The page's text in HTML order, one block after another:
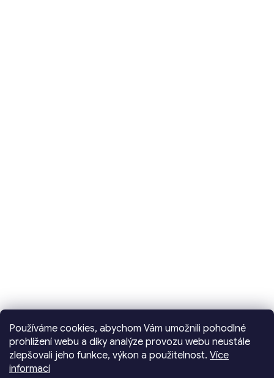
Používáme cookies, abychom Vám umožnili pohodlné
prohlížení webu a díky analýze provozu webu neustále
zlepšovali jeho funkce, výkon a použitelnost. Více
informací